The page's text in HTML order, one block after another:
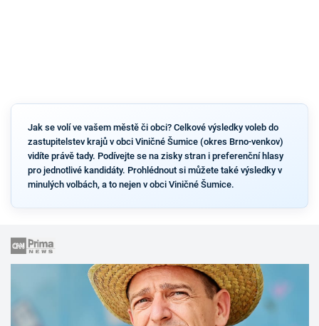
Jak se volí ve vašem městě či obci? Celkové výsledky voleb do
zastupitelstev krajů v obci Viničné Šumice (okres Brno-venkov)
vidíte právě tady. Podívejte se na zisky stran i preferenční hlasy
pro jednotlivé kandidáty. Prohlédnout si můžete také výsledky v
minulých volbách, a to nejen v obci Viničné Šumice.